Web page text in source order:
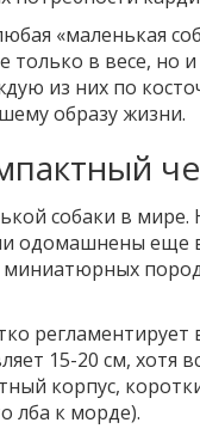
«маленькая
только в весе, но
из них по
образу жизни.
собаки в
одомашнены еще
регламентирует
15-20 см, хотя
корпус,
лба к морде).